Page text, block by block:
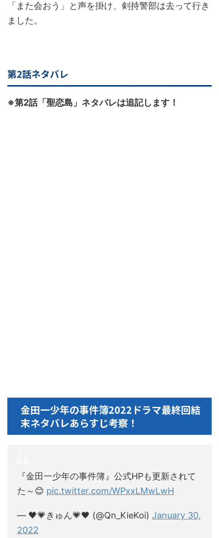
「また会おう」と声を掛け、剣持警部は去って行き
ました。
第2話ネタバレ
※第2話「聖恋島」ネタバレは追記します！
金田一少年の事件簿2022ドラマ最終回結
末ネタバレあらすじ考察！
『金田一少年の事件簿』公式HPも更新されて
た～😊 pic.twitter.com/WPxxLMwLwH
— 🖤💗きゅん💗🖤 (@Qn_KieKoi) January 30,
2022